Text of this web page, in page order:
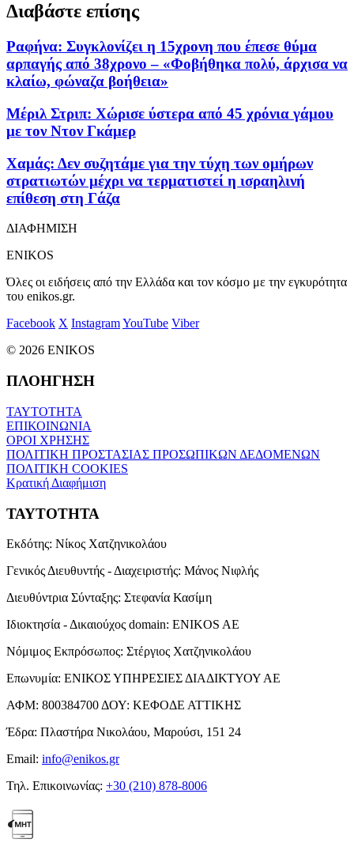
Διαβάστε επίσης
Ραφήνα: Συγκλονίζει η 15χρονη που έπεσε θύμα
αρπαγής από 38χρονο – «Φοβήθηκα πολύ, άρχισα να
κλαίω, φώναζα βοήθεια»
Μέριλ Στριπ: Χώρισε ύστερα από 45 χρόνια γάμου
με τον Ντον Γκάμερ
Χαμάς: Δεν συζητάμε για την τύχη των ομήρων
στρατιωτών μέχρι να τερματιστεί η ισραηλινή
επίθεση στη Γάζα
ΔΙΑΦΗΜΙΣΗ
ENIKOS
Όλες οι ειδήσεις από την Ελλάδα και τον κόσμο με την εγκυρότητα
του enikos.gr.
Facebook X InstagramYouTube Viber
© 2026 ENIKOS
ΠΛΟΗΓΗΣΗ
ΤΑΥΤΟΤΗΤΑ
ΕΠΙΚΟΙΝΩΝΙΑ
ΟΡΟΙ ΧΡΗΣΗΣ
ΠΟΛΙΤΙΚΗ ΠΡΟΣΤΑΣΙΑΣ ΠΡΟΣΩΠΙΚΩΝ ΔΕΔΟΜΕΝΩΝ
ΠΟΛΙΤΙΚΗ COOKIES
Κρατική Διαφήμιση
ΤΑΥΤΟΤΗΤΑ
Εκδότης: Νίκος Χατζηνικολάου
Γενικός Διευθυντής - Διαχειριστής: Μάνος Νιφλής
Διευθύντρια Σύνταξης: Στεφανία Κασίμη
Ιδιοκτησία - Δικαιούχος domain: ENIKOS AE
Νόμιμος Εκπρόσωπος: Στέργιος Χατζηνικολάου
Επωνυμία: ΕΝΙΚΟΣ ΥΠΗΡΕΣΙΕΣ ΔΙΑΔΙΚΤΥΟΥ ΑΕ
ΑΦΜ: 800384700 ΔΟΥ: ΚΕΦΟΔΕ ΑΤΤΙΚΗΣ
Έδρα: Πλαστήρα Νικολάου, Μαρούσι, 151 24
Email: info@enikos.gr
Τηλ. Επικοινωνίας: +30 (210) 878-8006